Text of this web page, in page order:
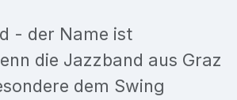
- der Name ist
die Jazzband aus Graz
dem Swing